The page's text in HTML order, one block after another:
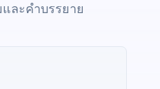
ละคำบรรยาย